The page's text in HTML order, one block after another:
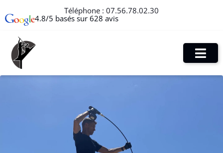
Téléphone : 07.56.78.02.30
4.8/5 basés sur 628 avis